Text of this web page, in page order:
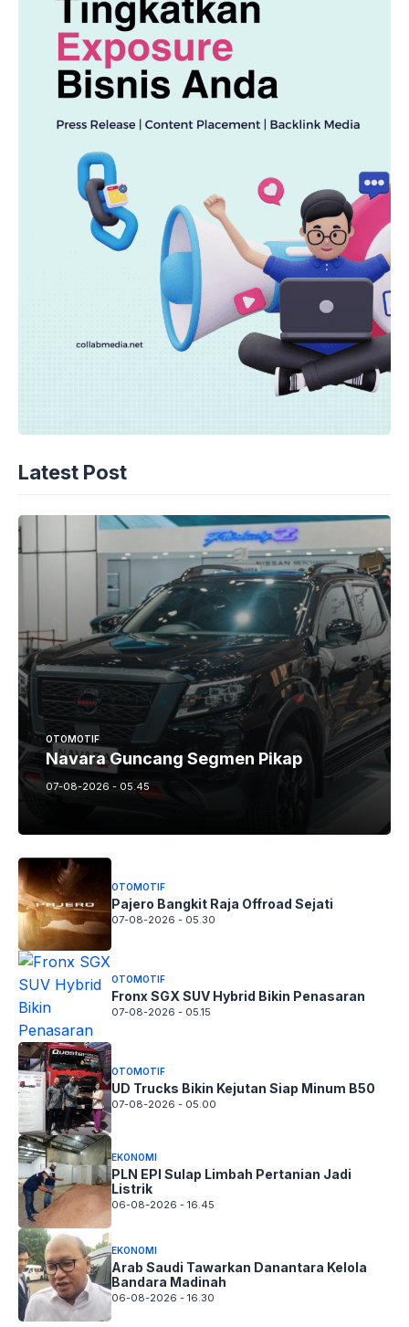
Latest Post
OTOMOTIF
Navara Guncang Segmen Pikap
07-08-2026 - 05.45
OTOMOTIF
Pajero Bangkit Raja Offroad Sejati
07-08-2026 - 05.30
OTOMOTIF
Fronx SGX SUV Hybrid Bikin Penasaran
07-08-2026 - 05.15
OTOMOTIF
UD Trucks Bikin Kejutan Siap Minum B50
07-08-2026 - 05.00
EKONOMI
PLN EPI Sulap Limbah Pertanian Jadi
Listrik
06-08-2026 - 16.45
EKONOMI
Arab Saudi Tawarkan Danantara Kelola
Bandara Madinah
06-08-2026 - 16.30